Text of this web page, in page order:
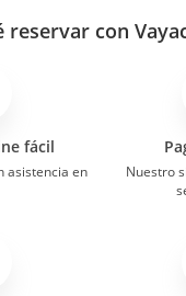
reservar con
fácil
asistencia en
Nuestro